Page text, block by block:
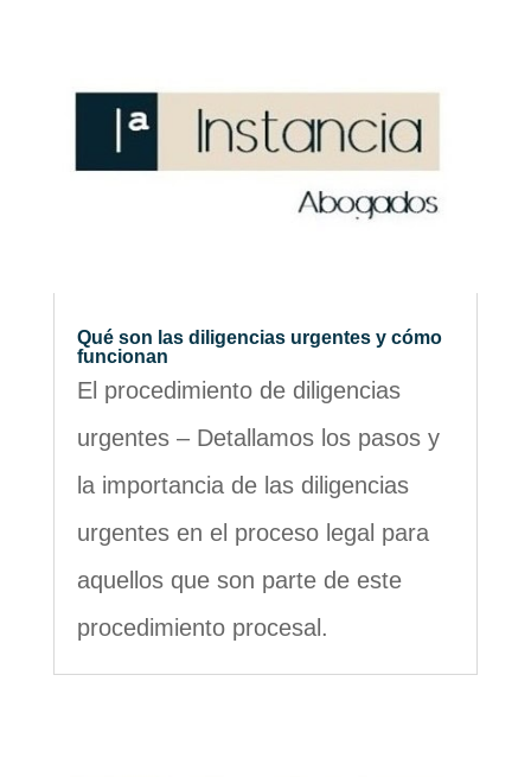
Qué son las diligencias urgentes y cómo
funcionan
El procedimiento de diligencias
urgentes – Detallamos los pasos y
la importancia de las diligencias
urgentes en el proceso legal para
aquellos que son parte de este
procedimiento procesal.